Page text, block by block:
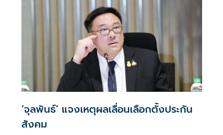
‘จุลพันธ์’ แจงเหตุผลเลื่อนเลือกตั้งประกัน
สังคม